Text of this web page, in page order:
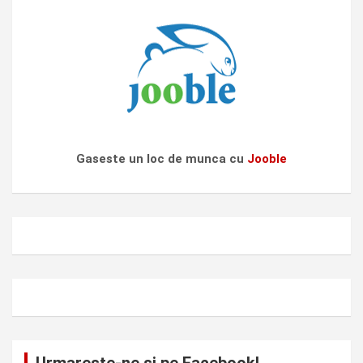
Gaseste un loc de munca cu Jooble